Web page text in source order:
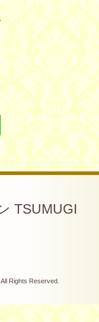
TSUMUGI
. All Rights Reserved.